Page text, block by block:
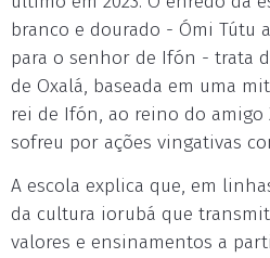
branco e dourado - Ómi Tútu
para o senhor de Ifón - trata
de Oxalá, baseada em uma
rei de Ifón, ao reino do amigo
sofreu por ações vingativas
A escola explica que, em
da cultura iorubá que
valores e ensinamentos a